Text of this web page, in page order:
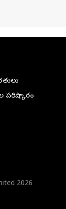
పరిష్కారం
2026